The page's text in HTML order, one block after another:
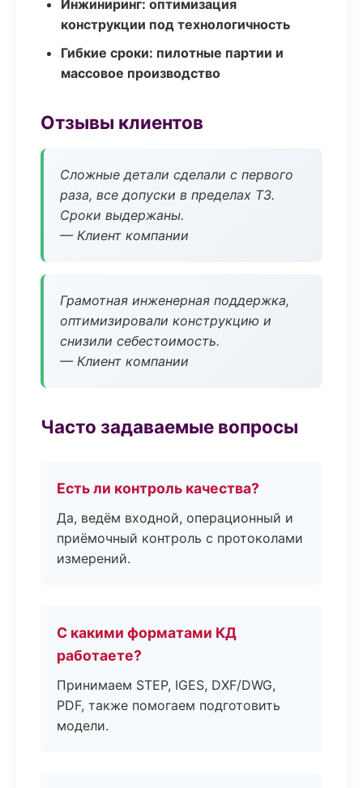
Инжиниринг: оптимизация
конструкции под технологичность
Гибкие сроки: пилотные партии и
массовое производство
Отзывы клиентов
Сложные детали сделали с первого
раза, все допуски в пределах ТЗ.
Сроки выдержаны.
— Клиент компании
Грамотная инженерная поддержка,
оптимизировали конструкцию и
снизили себестоимость.
— Клиент компании
Часто задаваемые вопросы
Есть ли контроль качества?
Да, ведём входной, операционный и
приёмочный контроль с протоколами
измерений.
С какими форматами КД
работаете?
Принимаем STEP, IGES, DXF/DWG,
PDF, также помогаем подготовить
модели.